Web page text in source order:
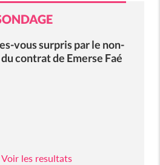
vous surpris par le non-
contrat de Emerse Faé
Voir les resultats